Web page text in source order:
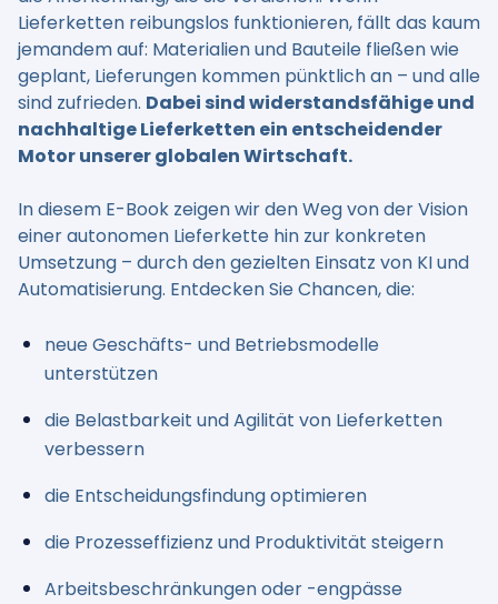
Lieferketten reibungslos funktionieren, fällt das kaum
jemandem auf: Materialien und Bauteile fließen wie
geplant, Lieferungen kommen pünktlich an – und alle
sind zufrieden. Dabei sind widerstandsfähige und
nachhaltige Lieferketten ein entscheidender
Motor unserer globalen Wirtschaft.
In diesem E-Book zeigen wir den Weg von der Vision
einer autonomen Lieferkette hin zur konkreten
Umsetzung – durch den gezielten Einsatz von KI und
Automatisierung. Entdecken Sie Chancen, die:
neue Geschäfts- und Betriebsmodelle
unterstützen
die Belastbarkeit und Agilität von Lieferketten
verbessern
die Entscheidungsfindung optimieren
die Prozesseffizienz und Produktivität steigern
Arbeitsbeschränkungen oder -engpässe